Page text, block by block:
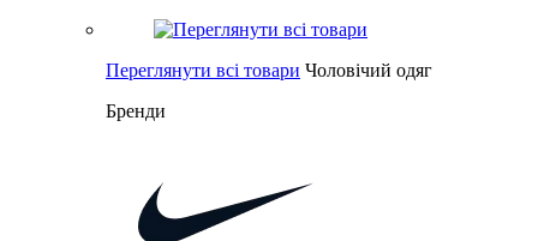
Переглянути всі товари Чоловічий одяг
Бренди